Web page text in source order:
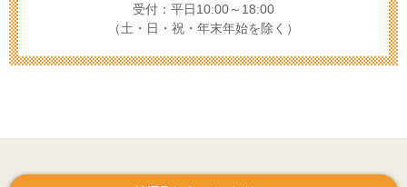
受付：平日10:00～18:00
（土・日・祝・年末年始を除く）